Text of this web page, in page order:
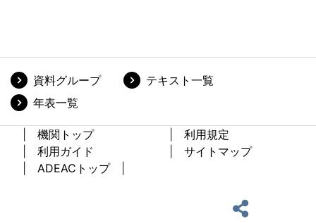
資料グループ
テキスト一覧
年表一覧
機関トップ
利用規定
利用ガイド
サイトマップ
ADEACトップ